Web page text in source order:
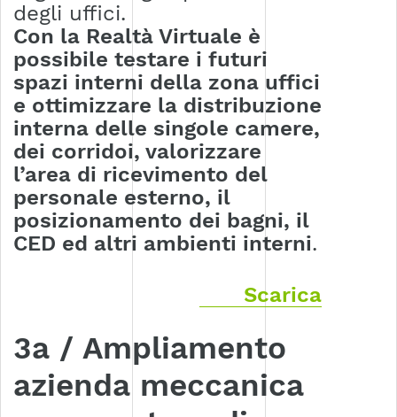
degli uffici.
Con la Realtà Virtuale è
possibile testare i futuri
spazi interni della zona uffici
e ottimizzare la distribuzione
interna delle singole camere,
dei corridoi, valorizzare
l’area di ricevimento del
personale esterno, il
posizionamento dei bagni, il
CED ed altri ambienti interni.
Scarica
3a / Ampliamento
azienda meccanica